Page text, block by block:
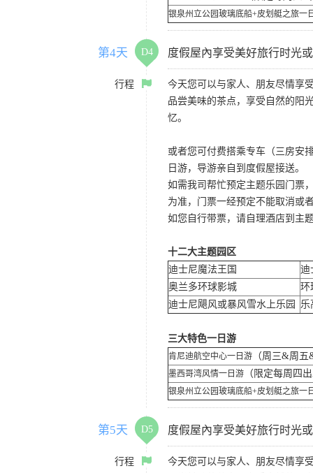
银泉州立公园玻璃底船+皮划艇之旅一
第4天 D4 度假屋內享受美好旅行时光
行程
今天您可以与家人、朋友尽情享
品尝美味的茶点，享受自然的阳
忆。
或者您可付费搭乘专车（三房安
日游，导游亲自到度假屋接送。
如需我司帮忙预定主题乐园门票
为准，门票一经预定不能取消或
如您自行带票，请自理酒店到主
十二大主题园区
迪士尼魔法王国
迪
奥兰多环球影城
环
迪士尼飓风或暴风雪水上乐园
乐
三大特色一日游
肯尼迪航空中心一日游 （周三&周
墨西哥湾风情一日游 （限定每周四
银泉州立公园玻璃底船+皮划艇之旅一
第5天 D5 度假屋內享受美好旅行时光
行程
今天您可以与家人、朋友尽情享